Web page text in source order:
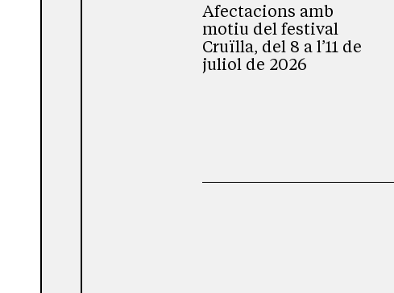
Afectacions amb
motiu del festival
Cruïlla, del 8 a l’11 de
juliol de 2026